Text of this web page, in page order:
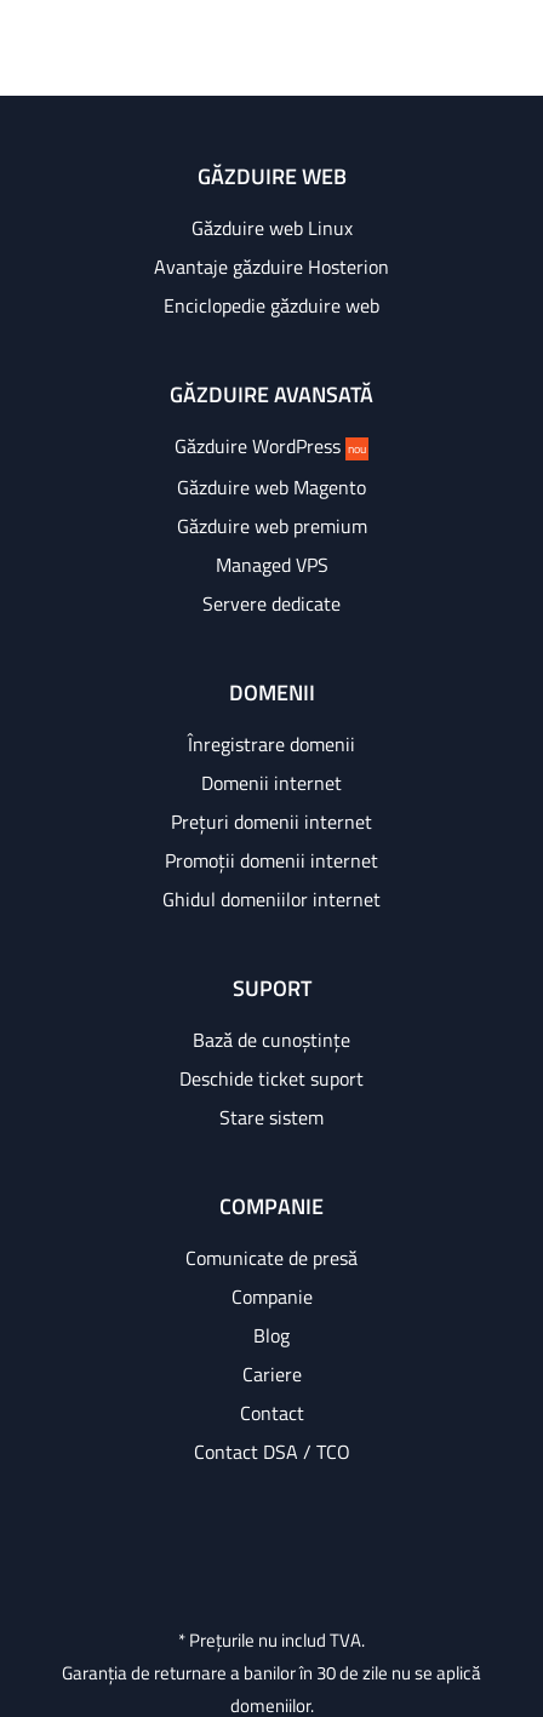
GĂZDUIRE WEB
Găzduire web Linux
Avantaje găzduire Hosterion
Enciclopedie găzduire web
GĂZDUIRE AVANSATĂ
Găzduire WordPress nou
Găzduire web Magento
Găzduire web premium
Managed VPS
Servere dedicate
DOMENII
Înregistrare domenii
Domenii internet
Prețuri domenii internet
Promoții domenii internet
Ghidul domeniilor internet
SUPORT
Bază de cunoștințe
Deschide ticket suport
Stare sistem
COMPANIE
Comunicate de presă
Companie
Blog
Cariere
Contact
Contact DSA / TCO
* Prețurile nu includ TVA.
Garanția de returnare a banilor în 30 de zile nu se aplică
domeniilor.